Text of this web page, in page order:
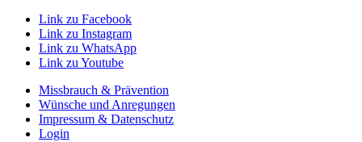
Link zu Facebook
Link zu Instagram
Link zu WhatsApp
Link zu Youtube
Missbrauch & Prävention
Wünsche und Anregungen
Impressum & Datenschutz
Login